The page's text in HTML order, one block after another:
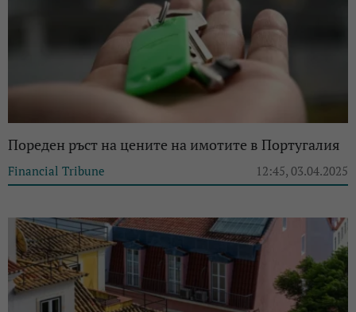
Пореден ръст на цените на имотите в Португалия
Financial Tribune 12:45, 03.04.2025